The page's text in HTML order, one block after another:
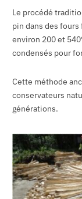
Le procédé
pin dans des
environ 200 et
condensés pour
Cette méthode
conservateurs
générations.